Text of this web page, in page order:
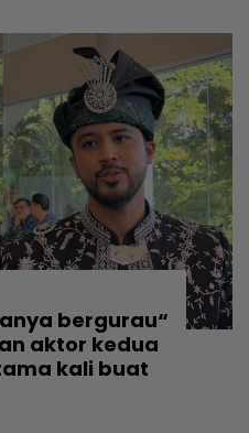
bergurau“
aktor kedua
kali buat